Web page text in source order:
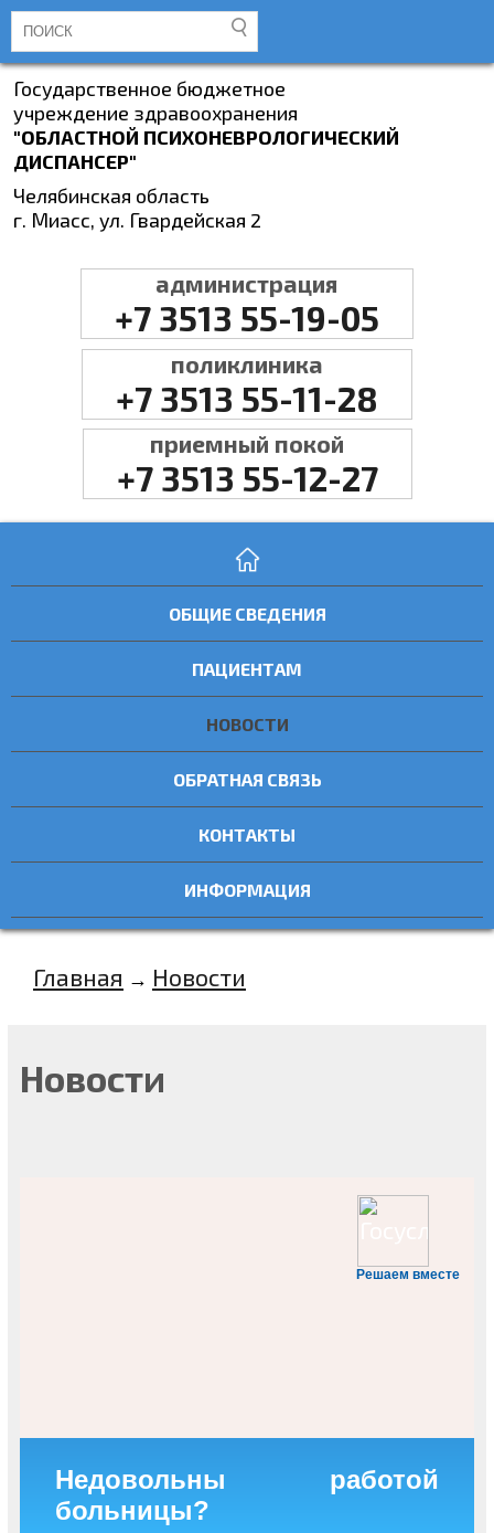
Государственное бюджетное
учреждение здравоохранения
"ОБЛАСТНОЙ ПСИХОНЕВРОЛОГИЧЕСКИЙ
ДИСПАНСЕР"
Челябинская область
г. Миасс, ул. Гвардейская 2
администрация
+7 3513 55-19-05
поликлиника
+7 3513 55-11-28
приемный покой
+7 3513 55-12-27
ОБЩИЕ СВЕДЕНИЯ
ПАЦИЕНТАМ
НОВОСТИ
ОБРАТНАЯ СВЯЗЬ
КОНТАКТЫ
ИНФОРМАЦИЯ
Главная → Новости
Новости
Решаем вместе
Недовольны работой
больницы?